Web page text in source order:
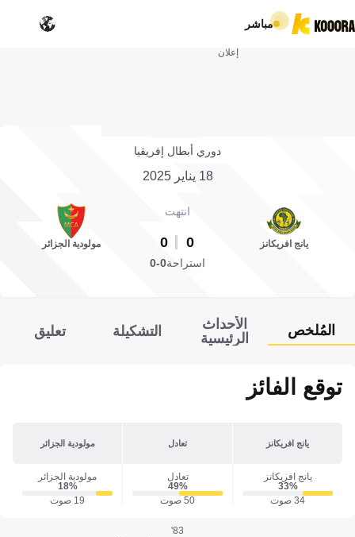
مباشر
إعلان
دوري أبطال إفريقيا
18 يناير 2025
يانج افريكانز
انتهت
0
0 مولودية الجزائر
استراحة0-0
المُلخص
الأحداث
الرئيسية
التشكيلة تعليق
توقع الفائز
يانج افريكانز تعادل مولودية الجزائر
يانج افريكانز
33‎%‎
34 صوت
تعادل
49‎%‎
50 صوت
مولودية الجزائر
18‎%‎
19 صوت
83'